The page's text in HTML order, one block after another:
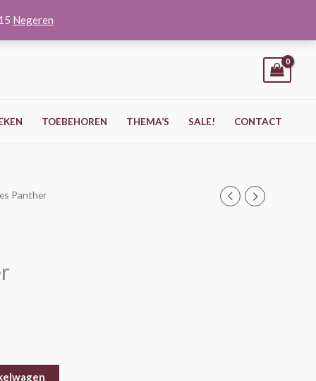
Negeren
TOEBEHOREN THEMA’S SALE! CONTACT
Panther